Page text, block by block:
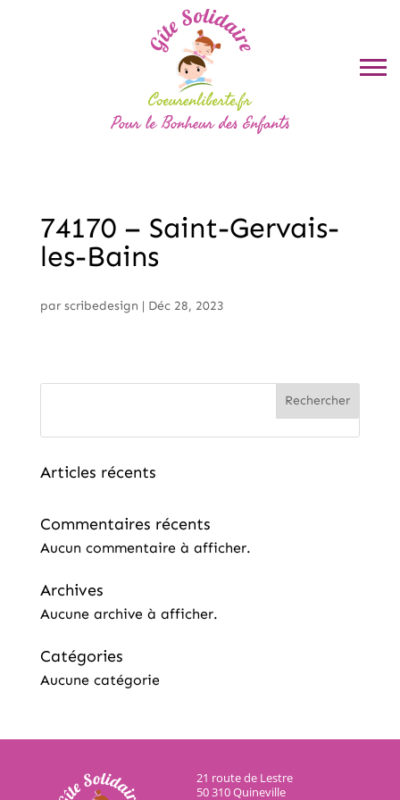
74170 – Saint-Gervais-
les-Bains
par scribedesign | Déc 28, 2023
Rechercher
Articles récents
Commentaires récents
Aucun commentaire à afficher.
Archives
Aucune archive à afficher.
Catégories
Aucune catégorie
21 route de Lestre
50 310 Quineville